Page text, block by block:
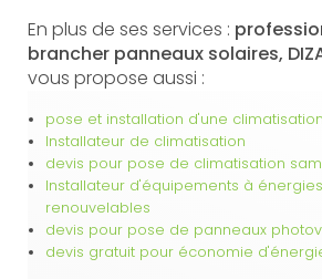
En plus de ses services :
brancher panneaux solaires,
vous propose aussi :
pose et installation d'une
Installateur de climatisation
devis pour pose de climatisation
Installateur d'équipements à énergies
renouvelables
devis pour pose de panneaux
devis gratuit pour économie